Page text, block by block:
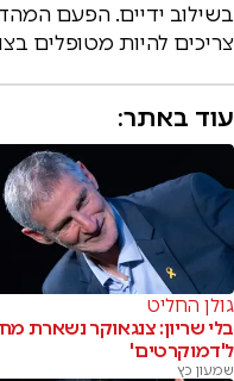
בשילוב ידיים. הפעם
צריכים להיות מטופלים
עוד באתר:
גולן החליט
בלי שריון: צנגאוקר נשארת
ל'דמוקרטים'
שמעון כץ